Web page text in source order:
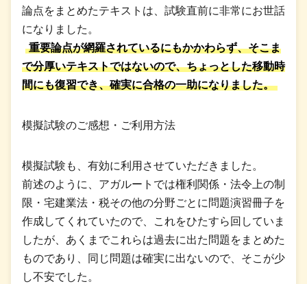
論点をまとめたテキストは、試験直前に非常にお世話
になりました。
重要論点が網羅されているにもかかわらず、そこま
で分厚いテキストではないので、ちょっとした移動時
間にも復習でき、確実に合格の一助になりました。
模擬試験のご感想・ご利用方法
模擬試験も、有効に利用させていただきました。
前述のように、アガルートでは権利関係・法令上の制
限・宅建業法・税その他の分野ごとに問題演習冊子を
作成してくれていたので、これをひたすら回していま
したが、あくまでこれらは過去に出た問題をまとめた
ものであり、同じ問題は確実に出ないので、そこが少
し不安でした。